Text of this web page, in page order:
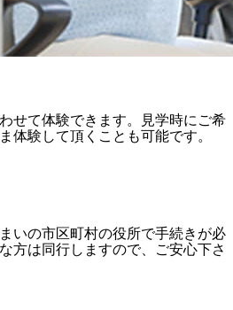
せて体験できます。見学時にご希
体験して頂くことも可能です。
いの市区町村の役所で手続きが必
方は同行しますので、ご安心下さ